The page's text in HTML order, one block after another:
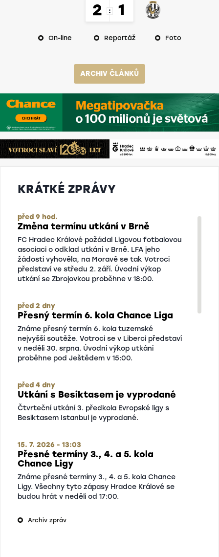
2 : 1
On-line Reportáž Foto
ARCHIV ČLÁNKŮ
KRÁTKÉ ZPRÁVY
před 9 hod.
Změna termínu utkání v Brně
FC Hradec Králové požádal Ligovou fotbalovou
asociaci o odklad utkání v Brně. LFA jeho
žádosti vyhověla, na Moravě se tak Votroci
představí ve středu 2. září. Úvodní výkop
utkání se Zbrojovkou proběhne v 18:00.
před 2 dny
Přesný termín 6. kola Chance Liga
Známe přesný termín 6. kola tuzemské
nejvyšší soutěže. Votroci se v Liberci představí
v neděli 30. srpna. Úvodní výkop utkání
proběhne pod Ještědem v 15:00.
před 4 dny
Utkání s Besiktasem je vyprodané
Čtvrteční utkání 3. předkola Evropské ligy s
Besiktasem Istanbul je vyprodané.
15. 7. 2026 - 13:03
Přesné termíny 3., 4. a 5. kola
Chance Ligy
Známe přesné termíny 3., 4. a 5. kola Chance
Ligy. Všechny tyto zápasy Hradce Králové se
budou hrát v neděli od 17:00.
7. 7. 2026 - 11:18
Archiv zpráv